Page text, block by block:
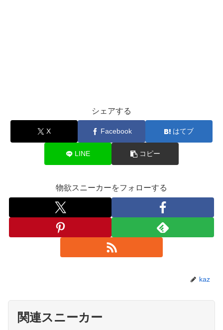
シェアする
X Facebook はてブ
LINE コピー
物欲スニーカーをフォローする
kaz
関連スニーカー